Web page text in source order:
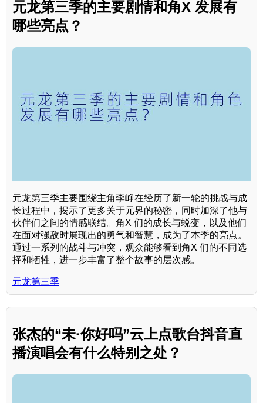
元龙第三季的主要剧情和角X 发展有
哪些亮点？
元龙第三季主要围绕主角李峥在经历了新一轮的挑战与成
长过程中，揭示了更多关于元界的秘密，同时加深了他与
伙伴们之间的情感联结。角X 们的成长与蜕变，以及他们
在面对强敌时展现出的勇气和智慧，成为了本季的亮点。
通过一系列的战斗与冲突，观众能够看到角X 们的不同选
择和牺牲，进一步丰富了整个故事的层次感。
元龙第三季
张杰的“未·你好吗”云上点歌台抖音直
播演唱会有什么特别之处？